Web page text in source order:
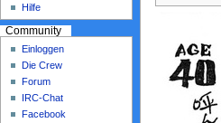
Hilfe
Community
Einloggen
Die Crew
Forum
IRC-Chat
Facebook